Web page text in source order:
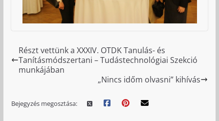
Részt vettünk a XXXIV. OTDK Tanulás- és
Tanításmódszertani – Tudástechnológiai Szekció
munkájában
„Nincs időm olvasni” kihívás
Bejegyzés megosztása: